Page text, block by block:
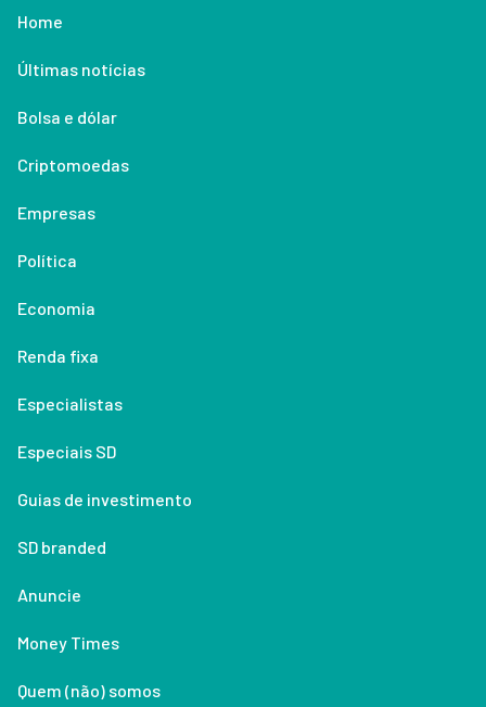
Home
Últimas notícias
Bolsa e dólar
Criptomoedas
Empresas
Política
Economia
Renda fixa
Especialistas
Especiais SD
Guias de investimento
SD branded
Anuncie
Money Times
Quem (não) somos